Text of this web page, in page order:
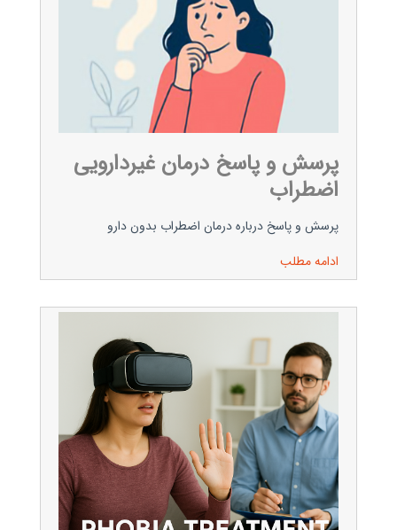
پرسش و پاسخ درمان غیردارویی
اضطراب
پرسش و پاسخ درباره درمان اضطراب بدون دارو
ادامه مطلب